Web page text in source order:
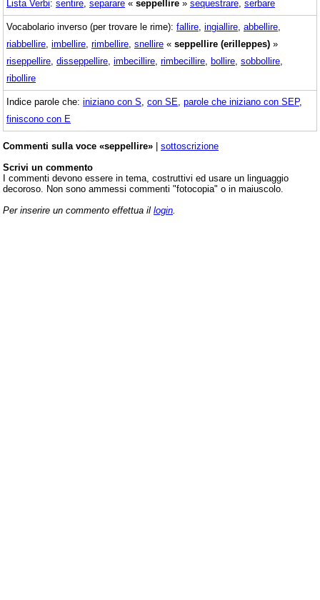
Lista Verbi: sentire separare « seppellire » sequestrare serbare
Vocabolario inverso (per trovare le rime): fallire ingiallire abbellire
riabbellire imbellire rimbellire snellire « seppellire (erilleppes) »
riseppellire disseppellire imbecillire rimbecillire bollire sobbollire
ribollire
Indice parole che: iniziano con S con SE parole che iniziano con SEP,
finiscono con E
Commenti sulla voce «seppellire» | sottoscrizione
Scrivi un commento
I commenti devono essere in tema, costruttivi ed usare un linguaggio
decoroso. Non sono ammessi commenti "fotocopia" o in maiuscolo.
Per inserire un commento effettua il login